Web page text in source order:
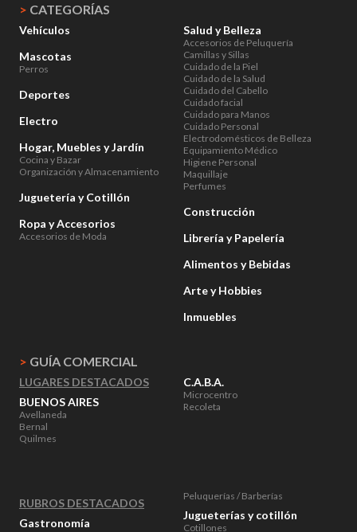
> CATEGORÍAS
Vehículos
Mascotas
Perros
Deportes
Electro
Hogar, Muebles y Jardín
Cocina y Bazar
Organización y Almacenamiento
Juguetería y Cotillón
Ropa y Accesorios
Accesorios de Moda
Salud y Belleza
Accesorios de Peluquería
Camillas y Sillas
Cuidado de la Piel
Cuidado de la Salud
Cuidado del Cabello
Cuidado facial
Cuidado para Manos
Cuidado Personal
Electrodomésticos de Belleza
Equipamiento Médico
Higiene Personal
Maquillaje
Perfumes
Construcción
Librería y Papelería
Alimentos y Bebidas
Arte y Hobbies
Inmuebles
> GUÍA COMERCIAL
LUGARES DESTACADOS
BUENOS AIRES
Avellaneda
Bernal
Quilmes
C.A.B.A.
Microcentro
Recoleta
RUBROS DESTACADOS
Gastronomía
Peluquerías / Barberías
Jugueterías y cotillón
Cotillones